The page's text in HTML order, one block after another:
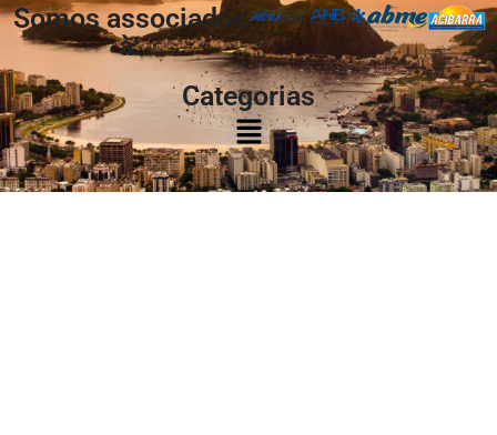
Somos associados
à:
Categorias